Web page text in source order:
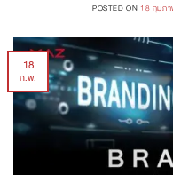
POSTED ON 18 กุมภ
18
ก.พ.